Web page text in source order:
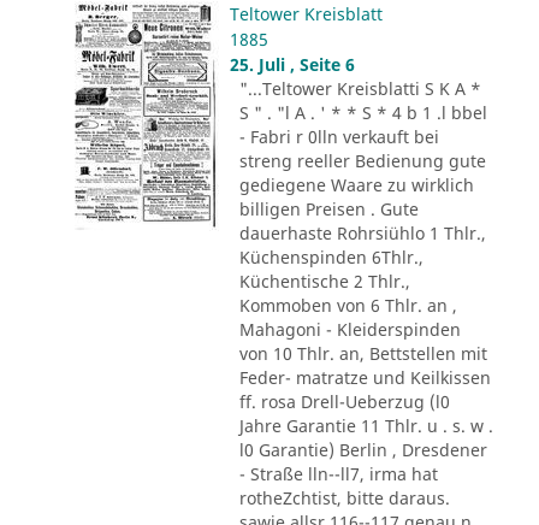
Teltower Kreisblatt
1885
25. Juli , Seite 6
"...Teltower Kreisblatti S K A *
S " . "l A . ' * * S * 4 b 1 .l bbel
- Fabri r 0lln verkauft bei
streng reeller Bedienung gute
gediegene Waare zu wirklich
billigen Preisen . Gute
dauerhaste Rohrsiühlo 1 Thlr.,
Küchenspinden 6Thlr.,
Küchentische 2 Thlr.,
Kommoben von 6 Thlr. an ,
Mahagoni - Kleiderspinden
von 10 Thlr. an, Bettstellen mit
Feder- matratze und Keilkissen
ff. rosa Drell-Ueberzug (l0
Jahre Garantie 11 Thlr. u . s. w .
l0 Garantie) Berlin , Dresdener
- Straße lln--ll7, irma hat
rotheZchtist, bitte daraus.